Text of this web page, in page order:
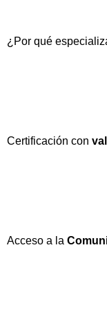
¿Por qué
Certificación con
Acceso a la